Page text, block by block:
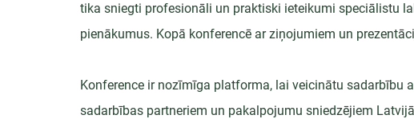
tika sniegti profesionāli un praktiski ieteikumi speciālistu
pienākumus. Kopā konferencē ar ziņojumiem un
Konference ir nozīmīga platforma, lai veicinātu sadarbību
sadarbības partneriem un pakalpojumu sniedzējiem